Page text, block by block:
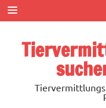
Zum
Inhalt
springen